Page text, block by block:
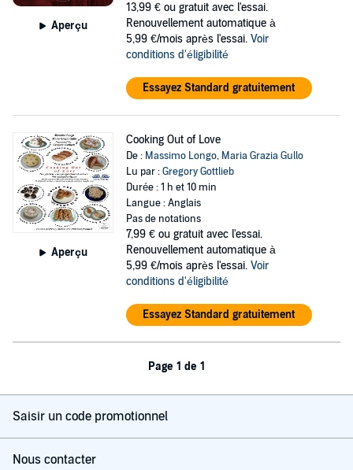
Aperçu
13,99 € ou gratuit avec l'essai.
Renouvellement automatique à
5,99 €/mois après l'essai. Voir
conditions d'éligibilité
Essayez Standard gratuitement
Aperçu
Cooking Out of Love
De : Massimo Longo, Maria Grazia Gullo
Lu par :Gregory Gottlieb
Durée : 1 h et 10 min
Langue : Anglais
Pas de notations
7,99 € ou gratuit avec l'essai.
Renouvellement automatique à
5,99 €/mois après l'essai. Voir
conditions d'éligibilité
Essayez Standard gratuitement
Page 1 de 1
Saisir un code promotionnel
Nous contacter